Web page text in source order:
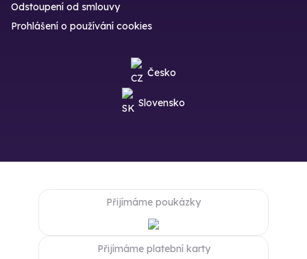
Odstoupení od smlouvy
Prohlášení o používání cookies
Česko
Slovensko
Přijímáme poukázky
Přijímáme platební karty